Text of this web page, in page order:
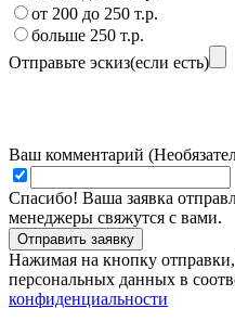
от 200 до 250 т.р.
больше 250 т.р.
Отправьте эскиз(если есть)
Ваш комментарий
Спасибо! Ваша заявка
менеджеры свяжутся с вами.
Нажимая на кнопку
персональных данных в
конфиденциальности